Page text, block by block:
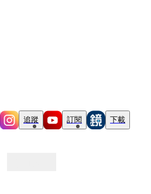
追蹤 訂閱 下載